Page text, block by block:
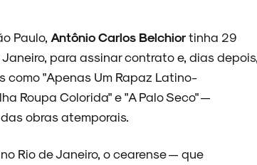
Paulo, Antônio Carlos Belchiortinha 29
Janeiro, para assinar contrato e, dias depois,
como "Apenas Um Rapaz Latino-
Roupa Colorida" e "A Palo Seco" —
obras atemporais.
Rio de Janeiro, o cearense — que